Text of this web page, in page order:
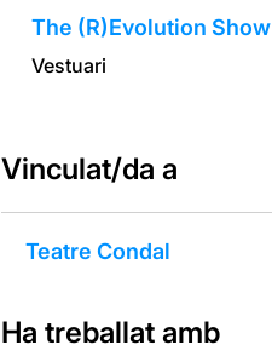
The (R)Evolution Show
Vestuari
Vinculat/da a
Teatre Condal
Ha treballat amb